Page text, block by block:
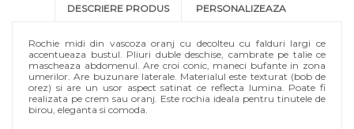
DESCRIERE PRODUS PERSONALIZEAZA
Rochie midi din vascoza oranj cu decolteu cu falduri largi ce
accentueaza bustul. Pliuri duble deschise, cambrate pe talie ce
mascheaza abdomenul. Are croi conic, maneci bufante in zona
umerilor. Are buzunare laterale. Materialul este texturat (bob de
orez) si are un usor aspect satinat ce reflecta lumina. Poate fi
realizata pe crem sau oranj. Este rochia ideala pentru tinutele de
birou, eleganta si comoda.